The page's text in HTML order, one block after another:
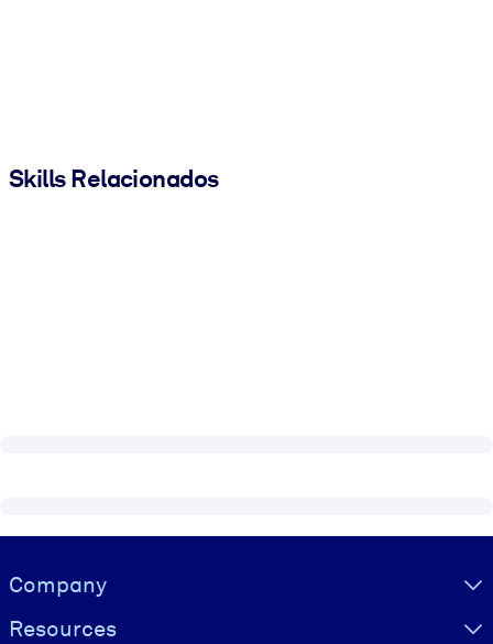
Skills Relacionados
Visually hidden Text
Company
Resources